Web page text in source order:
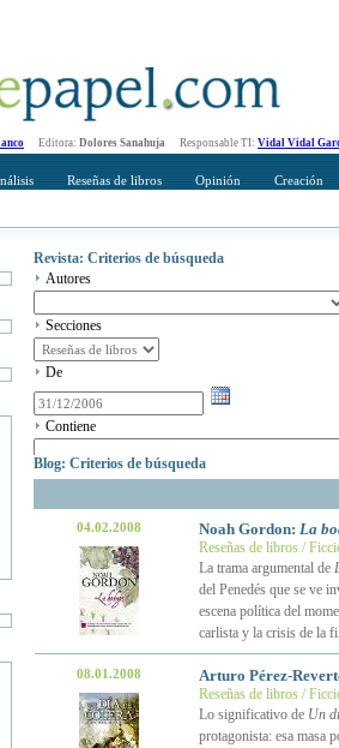
Editora: Dolores Sanahuja Responsable TI: Vidal Vidal
Reseñas de libros Opinión Creación
Revista: Criterios de búsqueda
Autores
Secciones
De
Contiene
Blog: Criterios de búsqueda
04.02.2008 Noah Gordon: La
Reseñas de libros /
La trama argumental de
del Penedés que se ve
escena política del
carlista y la crisis de la
08.01.2008 Arturo Pérez-
Reseñas de libros /
Lo significativo de Un
protagonista: esa masa